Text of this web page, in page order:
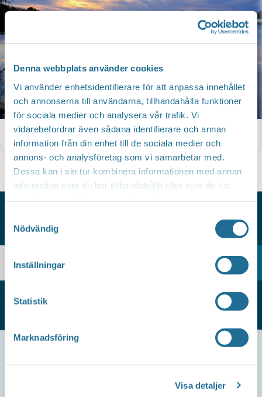
Denna webbplats använder cookies
Vi använder enhetsidentifierare för att anpassa innehållet
och annonserna till användarna, tillhandahålla funktioner
för sociala medier och analysera vår trafik. Vi
vidarebefordrar även sådana identifierare och annan
information från din enhet till de sociala medier och
annons- och analysföretag som vi samarbetar med.
Dessa kan i sin tur kombinera informationen med annan
information som du har tillhandahållit eller som de har
Nödvändig
Inställningar
Statistik
Marknadsföring
Visa detaljer
Nyheter
HITTAR DU INTE VAD DU SÖKER?